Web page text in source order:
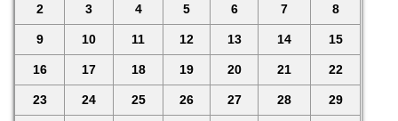
2 3 4 5 6 7 8
9 10 11 12 13 14 15
16 17 18 19 20 21 22
23 24 25 26 27 28 29